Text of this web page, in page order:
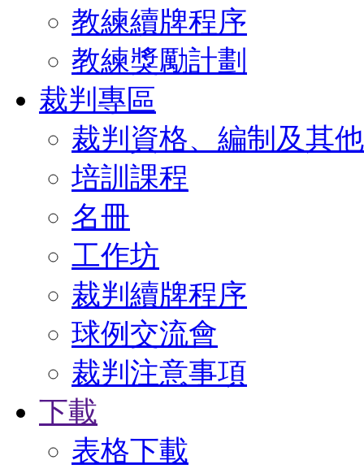
教練續牌程序
教練獎勵計劃
裁判專區
裁判資格、編制及其
培訓課程
名冊
工作坊
裁判續牌程序
球例交流會
裁判注意事項
下載
表格下載